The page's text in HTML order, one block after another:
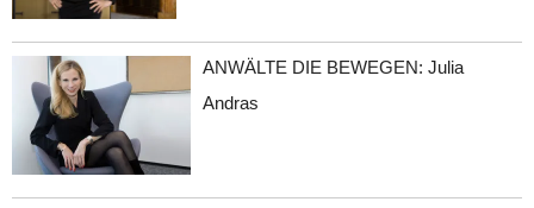
ANWÄLTE DIE BEWEGEN: Julia
Andras